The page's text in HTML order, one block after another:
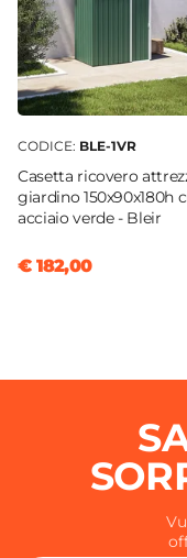
CODICE: BLE-1VR
Casetta ricovero
giardino 150x90x180h
acciaio verde - Bleir
€ 182,00